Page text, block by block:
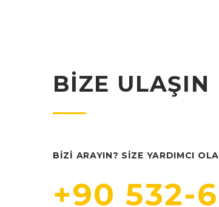
BIZE ULAŞIN
BIZI ARAYIN? SIZE YARDIMCI
+90 532-